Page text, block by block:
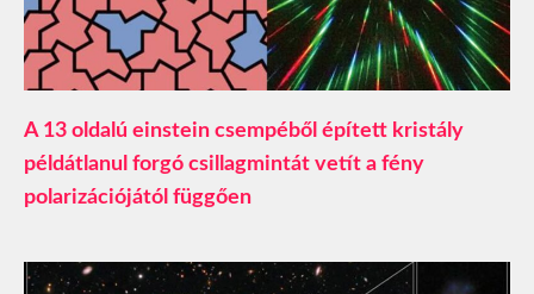
A 13 oldalú einstein csempéből épített kristály
példátlanul forgó csillagmintát vetít a fény
polarizációjától függően